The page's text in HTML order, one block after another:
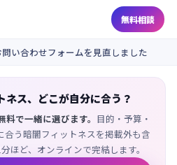
無料相談
い合わせフォームを見直しました
ネス、どこが自分に合う？
で一緒に選びます。 目的・予算・
合う暗闇フィットネスを掲載外も含
ほど、オンラインで完結します。